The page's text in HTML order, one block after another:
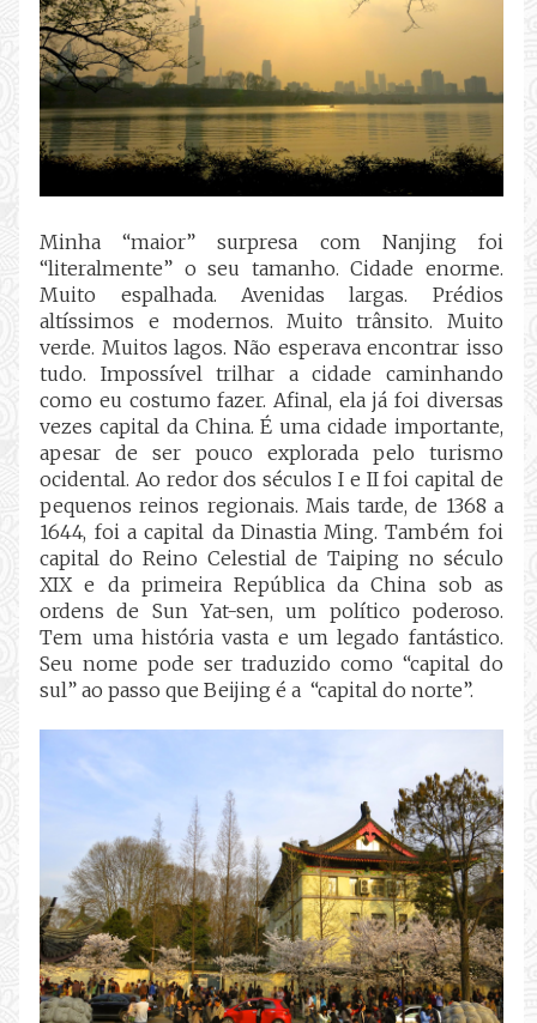
Minha “maior” surpresa com Nanjing foi
“literalmente” o seu tamanho. Cidade enorme.
Muito espalhada. Avenidas largas. Prédios
altíssimos e modernos. Muito trânsito. Muito
verde. Muitos lagos. Não esperava encontrar isso
tudo. Impossível trilhar a cidade caminhando
como eu costumo fazer. Afinal, ela já foi diversas
vezes capital da China. É uma cidade importante,
apesar de ser pouco explorada pelo turismo
ocidental. Ao redor dos séculos I e II foi capital de
pequenos reinos regionais. Mais tarde, de 1368 a
1644, foi a capital da Dinastia Ming. Também foi
capital do Reino Celestial de Taiping no século
XIX e da primeira República da China sob as
ordens de Sun Yat-sen, um político poderoso.
Tem uma história vasta e um legado fantástico.
Seu nome pode ser traduzido como “capital do
sul” ao passo que Beijing é a “capital do norte”.